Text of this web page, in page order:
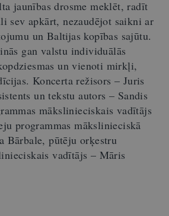
jaunības drosme meklēt, radīt
sev apkārt, nezaudējot saikni ar
un Baltijas kopības sajūtu.
gan valstu individuālās
un vienoti mirkļi,
Koncerta režisors – Juris
un tekstu autors – Sandis
mākslinieciskais vadītājs
programmas mākslinieciskā
Bārbale, pūtēju orķestru
vadītājs – Māris